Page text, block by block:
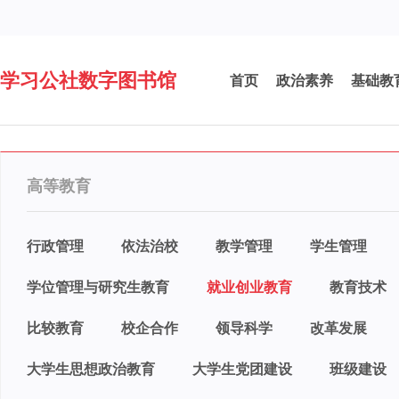
学习公社数字图书馆 首页 政治素养 基础教
高等教育
行政管理 依法治校 教学管理 学生管理
学位管理与研究生教育 就业创业教育 教育技术
比较教育 校企合作 领导科学 改革发展
大学生思想政治教育 大学生党团建设 班级建设